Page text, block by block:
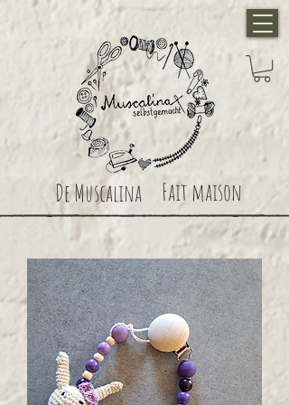
De Muscalina Fait maison